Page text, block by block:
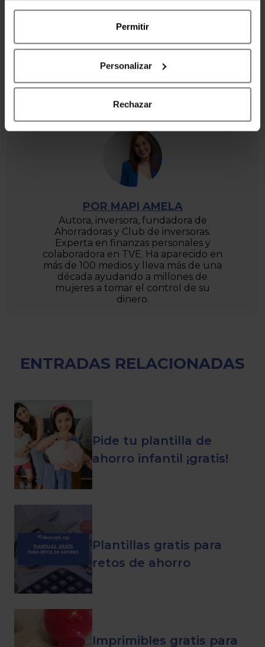
Permitir
Personalizar
Rechazar
Espero que estas opciones os sean de utilidad
y que me dejes tu comentario al pie del post
contándome cómo te organizas tú. Seguro que
podemos aprender mucho unas de otras.
POR MAPI AMELA
Autora, inversora, fundadora de
Ahorradoras y Club de inversoras.
Experta en finanzas personales y
colaboradora en TVE. Ha aparecido en
más de 100 medios y lleva más de una
década ayudando a millones de
mujeres a tomar el control de su
dinero.
ENTRADAS RELACIONADAS
Pide tu plantilla de
ahorro infantil ¡gratis!
Plantillas gratis para
retos de ahorro
Imprimibles gratis para